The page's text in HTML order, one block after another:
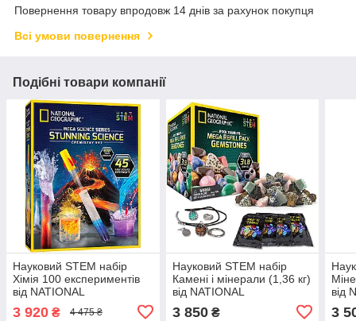
Повернення товару впродовж 14 днів за рахунок покупця
Всі умови повернення
Подібні товари компанії
Науковий STEM набір
Хімія 100 експериментів
від NATIONAL
GEOGRAPHIC (104-859)
3 920 ₴ 4 475 ₴
Науковий STEM набір
Камені і мінерали (1,36 кг)
від NATIONAL
GEOGRAPHIC (103-392)
3 850₴
від
3